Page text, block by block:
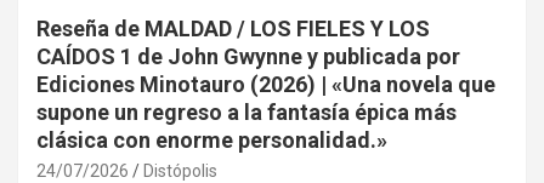
Reseña de MALDAD / LOS FIELES Y LOS
CAÍDOS 1 de John Gwynne y publicada por
Ediciones Minotauro (2026) | «Una novela que
supone un regreso a la fantasía épica más
clásica con enorme personalidad.»
24/07/2026 Distópolis